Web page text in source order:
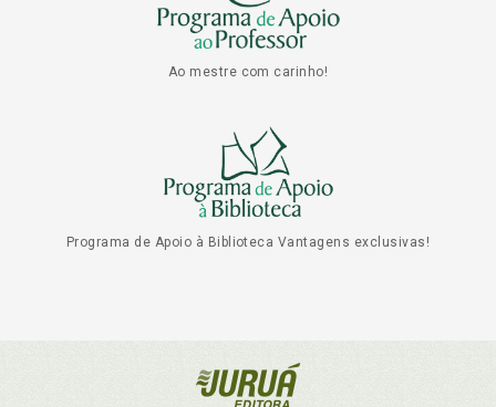
Ao mestre com carinho!
Programa de Apoio à Biblioteca Vantagens exclusivas!